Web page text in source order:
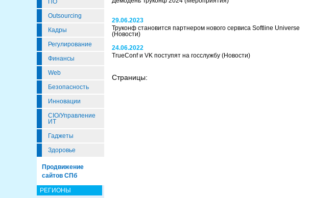
ПО
Outsourcing
Кадры
Регулирование
Финансы
Web
Безопасность
Инновации
CIO/Управление
ИТ
Гаджеты
Здоровье
Продвижение
сайтов СПб
РЕГИОНЫ
29.06.2023
Труконф становится партнером нового сервиса Softline Universe
(Новости)
24.06.2022
TrueConf и VK поступят на госслужбу (Новости)
Страницы: